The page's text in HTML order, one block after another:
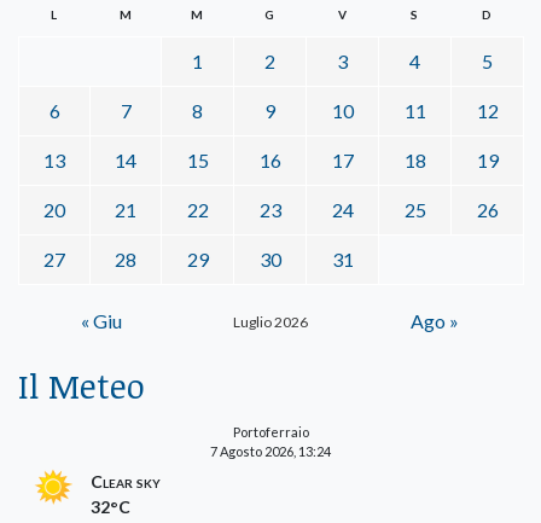
Luglio 2026
L M M G V S D
1 2 3 4 5
6 7 8 9 10 11 12
13 14 15 16 17 18 19
20 21 22 23 24 25 26
27 28 29 30 31
« Giu Ago »
Il Meteo
Portoferraio
7 Agosto 2026, 13:24
Clear sky
32°C